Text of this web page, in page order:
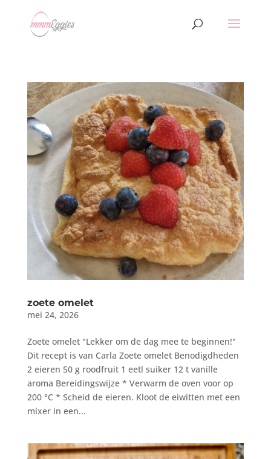
zoete omelet
mei 24, 2026
Zoete omelet "Lekker om de dag mee te beginnen!"
Dit recept is van Carla Zoete omelet Benodigdheden
2 eieren 50 g roodfruit 1 eetl suiker 12 t vanille
aroma Bereidingswijze * Verwarm de oven voor op
200 °C * Scheid de eieren. Kloot de eiwitten met een
mixer in een...